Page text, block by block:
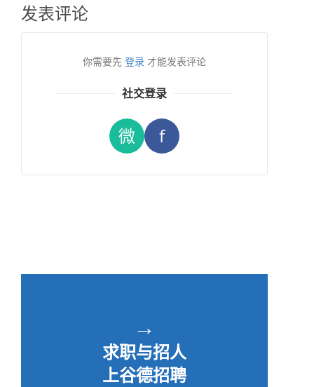
发表评论
你需要先 登录 才能发表评论
社交登录
微 f
→
求职与招人
上谷德招聘